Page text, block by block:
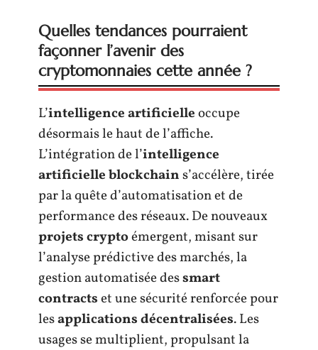
Quelles tendances pourraient
façonner l’avenir des
cryptomonnaies cette année ?
L’intelligence artificielleoccupe
désormais le haut de l’affiche.
L’intégration de l’intelligence
artificielle blockchains’accélère, tirée
par la quête d’automatisation et de
performance des réseaux. De nouveaux
projets cryptoémergent, misant sur
l’analyse prédictive des marchés, la
gestion automatisée dessmart
contractset une sécurité renforcée pour
lesapplications décentralisées. Les
usages se multiplient, propulsant la